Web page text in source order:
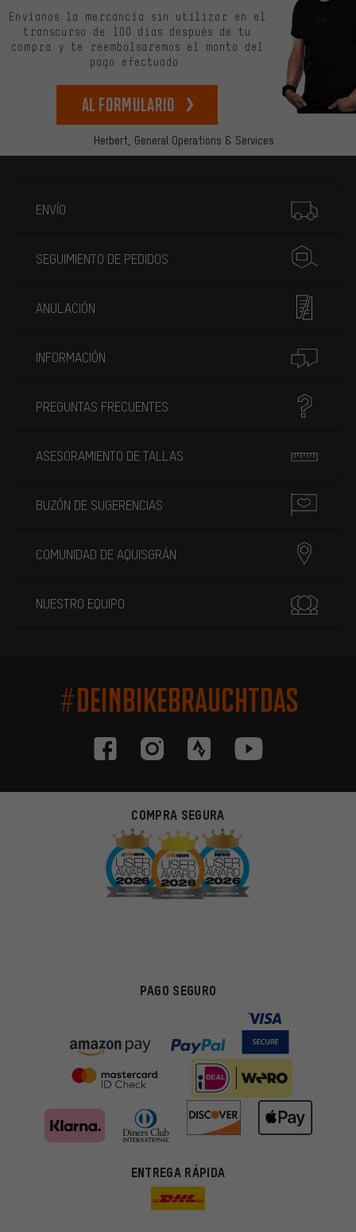
Herbert, General Operations & Services
Envíanos la mercancía sin utilizar en el
transcurso de 100 días después de tu
compra y te reembolsaremos el monto del
pago efectuado.
Al formulario
ENVÍO
SEGUIMIENTO DE PEDIDOS
ANULACIÓN
INFORMACIÓN
PREGUNTAS FRECUENTES
ASESORAMIENTO DE TALLAS
BUZÓN DE SUGERENCIAS
COMUNIDAD DE AQUISGRÁN
NUESTRO EQUIPO
#DEINBIKEBRAUCHTDAS
COMPRA SEGURA
PAGO SEGURO
ENTREGA RÁPIDA